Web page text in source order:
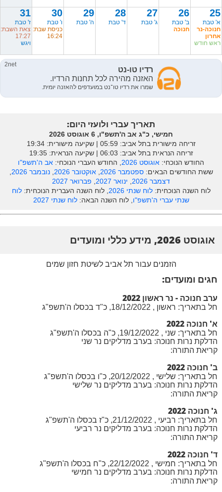
25
א' טבת
חנוכה-נר
אחרון
ראש חודש
26
ב' טבת
חנוכה
27
ג' טבת
28
ד' טבת
29
ה' טבת
30
ו' טבת
כניסת שבת:
16:24
31
ז' טבת
צאת השבת:
17:27
ויגש
תאריך עברי ולועזי היום:
חמישי, כ"ג אב ה'תשפ"ו, 6 אוגוסט 2026
זריחה מישורית בתל אביב: ‎05:59 | שקיעה מישורית: 19:34
זריחה הנראית בתל אביב: ‎06:03 | שקיעה הנראית: 19:35
החודש הנוכחי: אוגוסט 2026 , החודש העברי הנוכחי: אב ה'תשפ"ו
ששת החודשים הבאים:ספטמבר 2026 ,אוקטובר 2026 ,נובמבר 2026
,
דצמבר 2026
, ינואר 2027 , פברואר 2027
לוח השנה הנוכחית:לוח שנתי 2026 , לוח השנה העברית הנוכחית:לוח
שנתי עברי ה'תשפ"ו, לוח השנה הבאה:לוח שנתי 2027
אוגוסט 2026, מידע כללי ומועדים
הזמנים עבור תל אביב לשיטת חזון שמים
חגים ומועדים:
ערב חנוכה - נר ראשון 2022
חל בתאריך: ראשון , 18/12/2022, כ"ד בכסלו ה'תשפ"ג
א' חנוכה 2022
חל בתאריך: שני , 19/12/2022, כ"ה בכסלו ה'תשפ"ג
הדלקת נרות חנוכה: בערב מדליקים נר שני
קריאת התורה:
ב' חנוכה 2022
חל בתאריך: שלישי , 20/12/2022, כ"ו בכסלו ה'תשפ"ג
הדלקת נרות חנוכה: בערב מדליקים נר שלישי
קריאת התורה:
ג' חנוכה 2022
חל בתאריך: רביעי , 21/12/2022, כ"ז בכסלו ה'תשפ"ג
הדלקת נרות חנוכה: בערב מדליקים נר רביעי
קריאת התורה:
ד' חנוכה 2022
חל בתאריך: חמישי , 22/12/2022, כ"ח בכסלו ה'תשפ"ג
הדלקת נרות חנוכה: בערב מדליקים נר חמישי
קריאת התורה: